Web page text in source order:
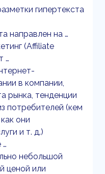
гипертекста
направлен на …
(Affiliate
…
в компании,
рынка, тенденции
потребителей (кем
они
и т. д.)
небольшой
ценой или